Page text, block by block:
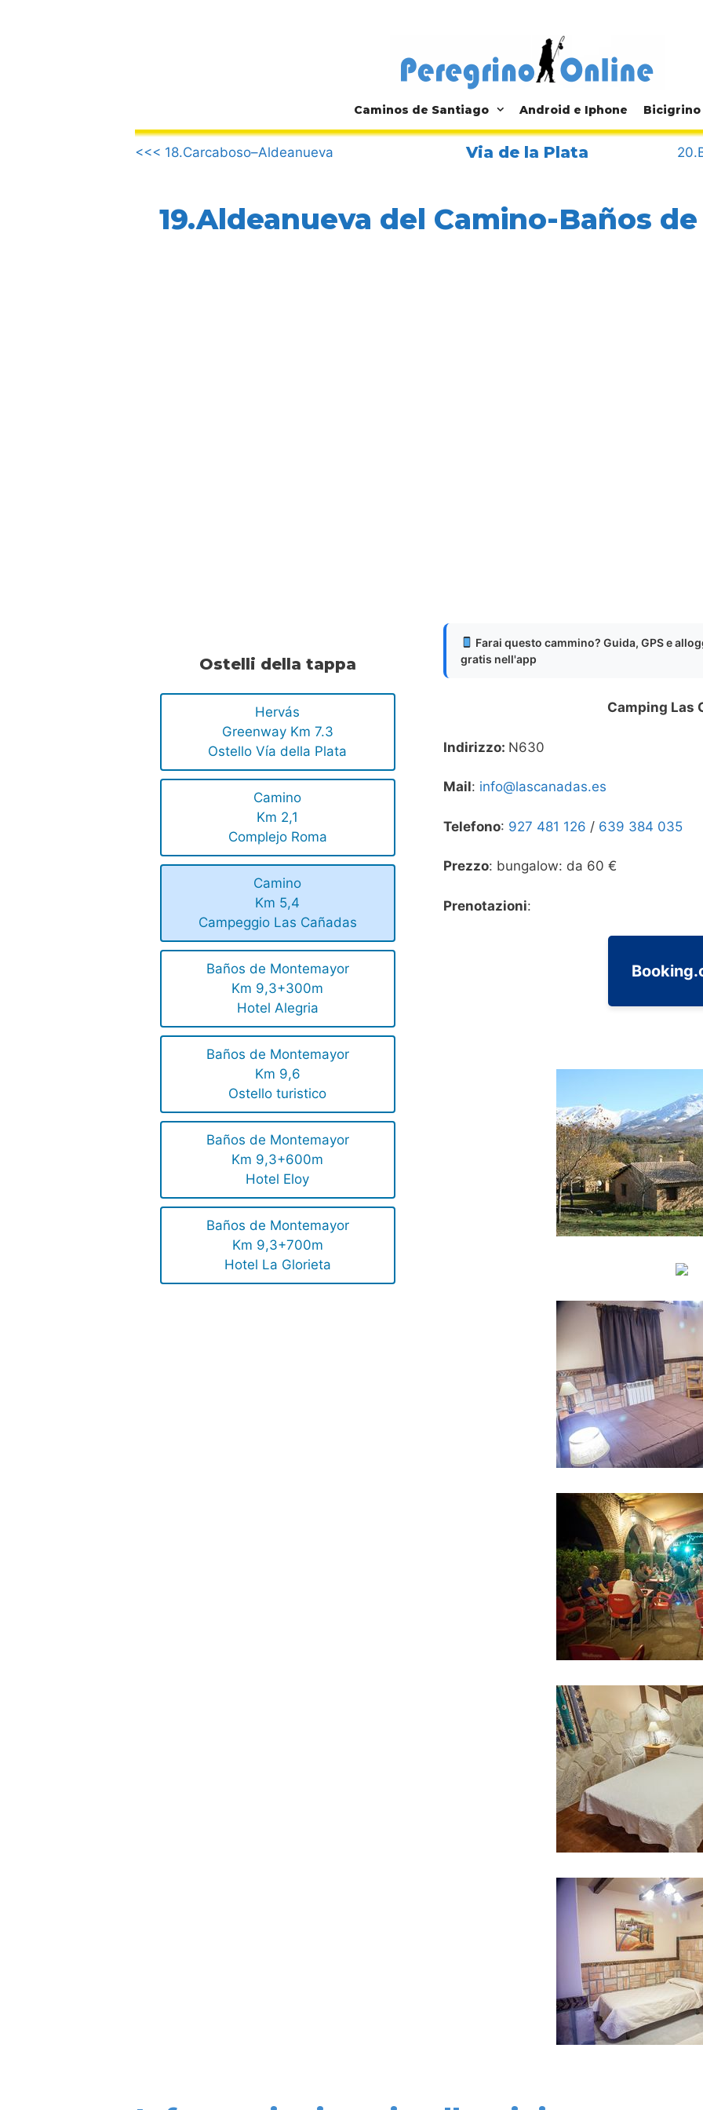
Caminos de Santiago Android e Iphone Bicigrino
.
<<< 18.Carcaboso–Aldeanueva
Via de la Plata
19.Aldeanueva del Camino-Baños
Ostelli della tappa
Hervás
Greenway Km 7.3
Ostello Vía della Plata
Camino
Km 2,1
Complejo Roma
Camino
Km 5,4
Campeggio Las Cañadas
Baños de Montemayor
Km 9,3+300m
Hotel Alegria
Baños de Montemayor
Km 9,6
Ostello turistico
Baños de Montemayor
Km 9,3+600m
Hotel Eloy
Baños de Montemayor
Km 9,3+700m
Hotel La Glorieta
Farai questo cammino? Guida, GPS e
gratis nell'app
Camping Las
Indirizzo: N630
Mail: info@lascanadas.es
Telefono: 927 481 126 / 639 384 035
Prezzo: bungalow: da 60 €
Prenotazioni: